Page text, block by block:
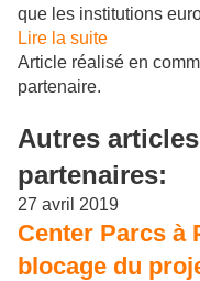
que les institutions
Lire la suite
Article réalisé en
partenaire.
Autres
partenaires:
27 avril 2019
Center Parcs à
blocage du